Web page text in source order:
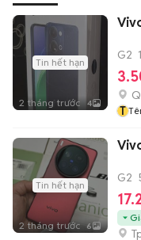
Tin hết hạn
2 tháng trước 4
G2
T
Tin hết hạn
2 tháng trước 6
G2